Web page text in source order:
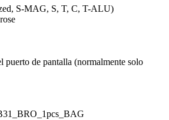
S-MAG, S, T, C, T-ALU)
puerto de pantalla (normalmente solo